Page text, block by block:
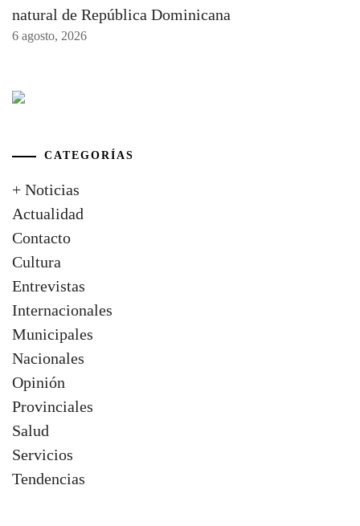
natural de República Dominicana
6 agosto, 2026
CATEGORÍAS
+ Noticias
Actualidad
Contacto
Cultura
Entrevistas
Internacionales
Municipales
Nacionales
Opinión
Provinciales
Salud
Servicios
Tendencias